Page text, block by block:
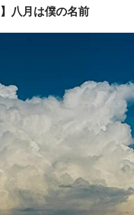
レスで清水を押し込む。清水
八月は僕の名前